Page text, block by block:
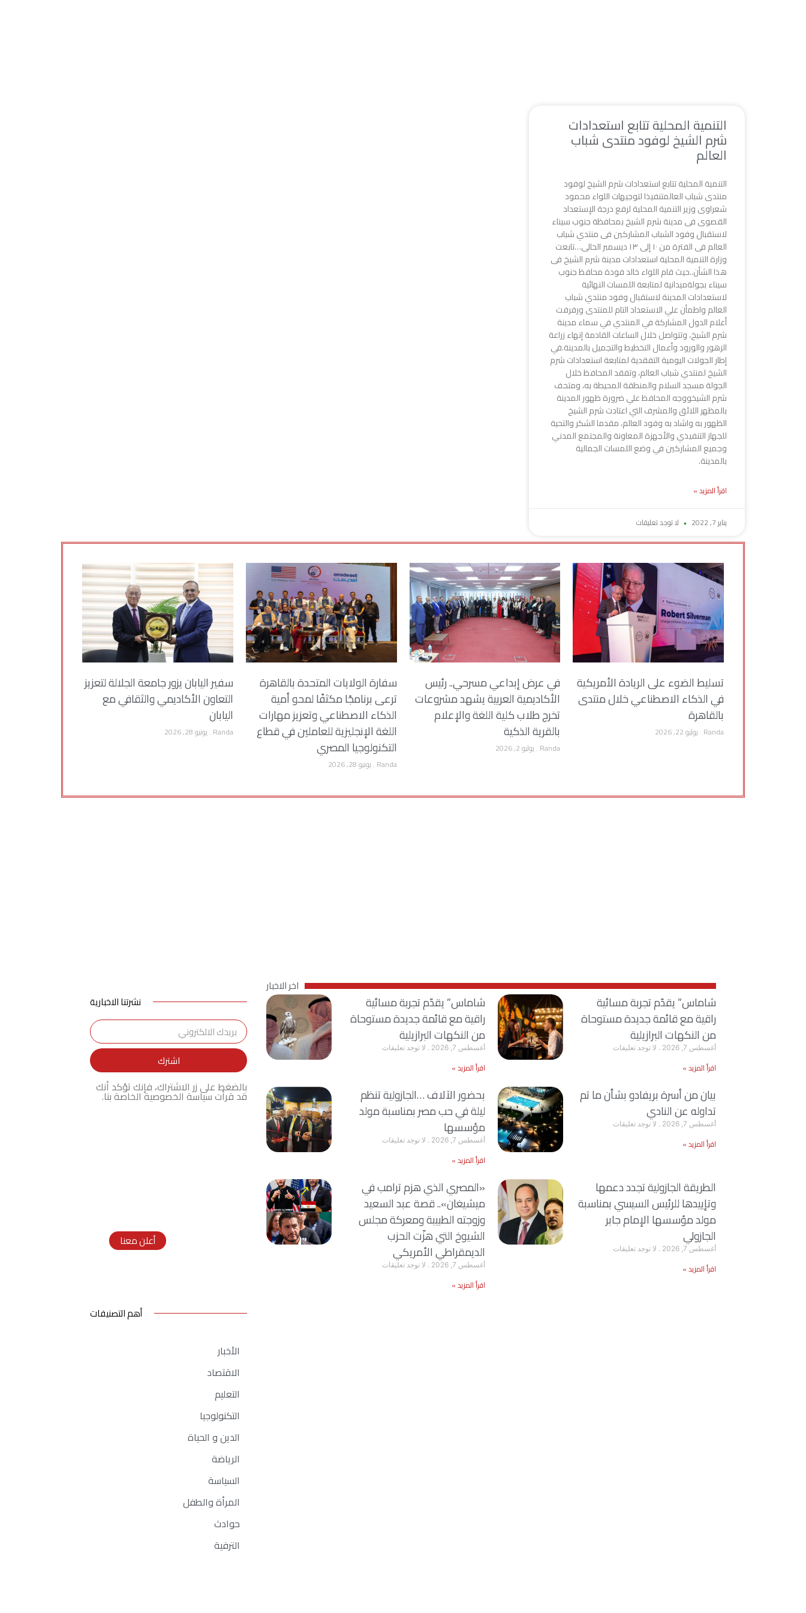
التنمية المحلية تتابع استعدادات
شرم الشيخ لوفود منتدى شباب
العالم
التنمية المحلية تتابع استعدادات شرم الشيخ لوفود
منتدى شباب العالمتنفيذا لتوجيهات اللواء محمود
شعراوى وزير التنمية المحلية لرفع درجة الإستعداد
القصوى فى مدينة شرم الشيخ بمحافظة جنوب سيناء
لاستقبال وفود الشباب المشاركين فى منتدي شباب
العالم فى الفترة من ١٠ إلى ١٣ ديسمبر الحالى…تابعت
وزارة التنمية المحلية استعدادات مدينة شرم الشيخ فى
هذا الشأن..حيث قام اللواء خالد فودة محافظ جنوب
سيناء بجولةميدانية لمتابعة اللمسات النهائية
لاستعدادات المدينة لاستقبال وفود منتدي شباب
العالم واطمأن علي الاستعداد التام للمنتدى ورفرفت
أعلام الدول المشاركة في المنتدي في سماء مدينة
شرم الشيخ، وتتواصل خلال الساعات القادمة إنهاء زراعة
الزهور والورود وأعمال التخطيط والتجميل بالمدينة.في
إطار الجولات اليومية التفقدية لمتابعة استعدادات شرم
الشيخ لمنتدي شباب العالم، وتفقد المحافظ خلال
الجولة مسجد السلام والمنطقة المحيطة به، ومتحف
شرم الشيخووجه المحافظ علي ضرورة ظهور المدينة
بالمظهر اللائق والمشرف التي اعتادت شرم الشيخ
الظهور به واشاد به وفود العالم، مقدما الشكر والتحية
للجهاز التنفيذي والأجهزة المعاونة والمجتمع المدني
وجميع المشاركين في وضع اللمسات الجمالية
بالمدينة.
اقرأ المزيد »
يناير 7, 2022 لا توجد تعليقات
تسليط الضوء على الريادة الأمريكية
في الذكاء الاصطناعي خلال منتدى
بالقاهرة
Randa يوليو 22, 2026
في عرض إبداعي مسرحي.. رئيس
الأكاديمية العربية يشهد مشروعات
تخرج طلاب كلية اللغة والإعلام
بالقرية الذكية
Randa يوليو 2, 2026
سفارة الولايات المتحدة بالقاهرة
ترعى برنامجًا مكثفًا لمحو أمية
الذكاء الاصطناعي وتعزيز مهارات
اللغة الإنجليزية للعاملين في قطاع
التكنولوجيا المصري
Randa يونيو 28, 2026
سفير اليابان يزور جامعة الجلالة لتعزيز
التعاون الأكاديمي والثقافي مع
اليابان
Randa يونيو 28, 2026
اخر الاخبار
شاماس” يقدّم تجربة مسائية
راقية مع قائمة جديدة مستوحاة
من النكهات البرازيلية
أغسطس 7, 2026 لا توجد تعليقات
اقرأ المزيد »
شاماس” يقدّم تجربة مسائية
راقية مع قائمة جديدة مستوحاة
من النكهات البرازيلية
أغسطس 7, 2026 لا توجد تعليقات
اقرأ المزيد »
بيان من أسرة بريفادو بشأن ما تم
تداوله عن النادي
أغسطس 7, 2026 لا توجد تعليقات
اقرأ المزيد »
بحضور الآلاف …الجازولية تنظم
ليلة في حب مصر بمناسبة مولد
مؤسسها
أغسطس 7, 2026 لا توجد تعليقات
اقرأ المزيد »
الطريقة الجازولية تجدد دعمها
وتإييدها للرئيس السيسي بمناسبة
مولد مؤسسها الإمام جابر
الجازولي
أغسطس 7, 2026 لا توجد تعليقات
اقرأ المزيد »
«المصري الذي هزم ترامب في
ميشيغان».. قصة عبد السعيد
وزوجته الطبيبة ومعركة مجلس
الشيوخ التي هزّت الحزب
الديمقراطي الأمريكي
أغسطس 7, 2026 لا توجد تعليقات
اقرأ المزيد »
نشرتنا الاخبارية
اشترك
بالضغط على زر الاشتراك، فإنك تؤكد أنك
قد قرأت سياسة الخصوصية الخاصة بنا.
أعلن معنا
أهم التصنيفات
الأخبار
الاقتصاد
التعليم
التكنولوجيا
الدين و الحياة
الرياضة
السياسة
المرأة والطفل
حوادث
الترفية